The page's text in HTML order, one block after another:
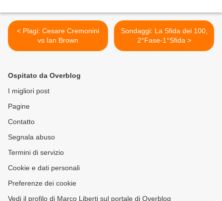
< Plagi: Cesare Cremonini
vs Ian Brown
Sondaggi: La Sfida dei 100,
2°Fase-1°Sfida >
Ospitato da Overblog
I migliori post
Pagine
Contatto
Segnala abuso
Termini di servizio
Cookie e dati personali
Preferenze dei cookie
Vedi il profilo di Marco Liberti sul portale di Overblog